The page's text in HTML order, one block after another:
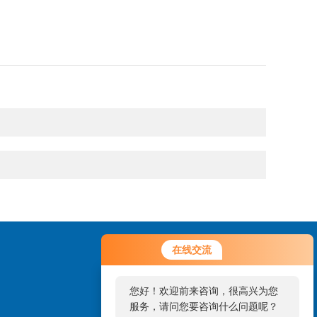
在线交流
您好！欢迎前来咨询，很高兴为您
服务，请问您要咨询什么问题呢？